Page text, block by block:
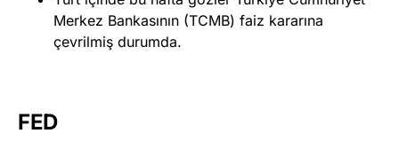
Merkez Bankasının (TCMB) faiz kararına
çevrilmiş durumda.
FED